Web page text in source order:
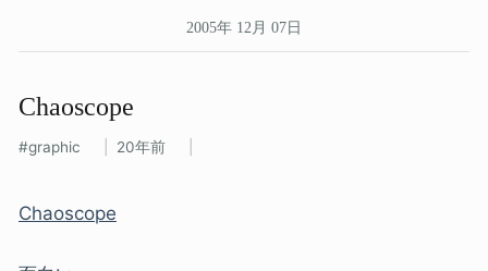
2005年 12月 07日
Chaoscope
graphic 20年前
Chaoscope